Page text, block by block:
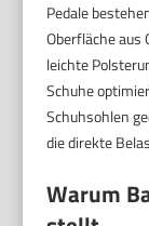
Pedale
Oberfläche
leichte
Schuhe
Schuhsohlen
die direkte
Warum